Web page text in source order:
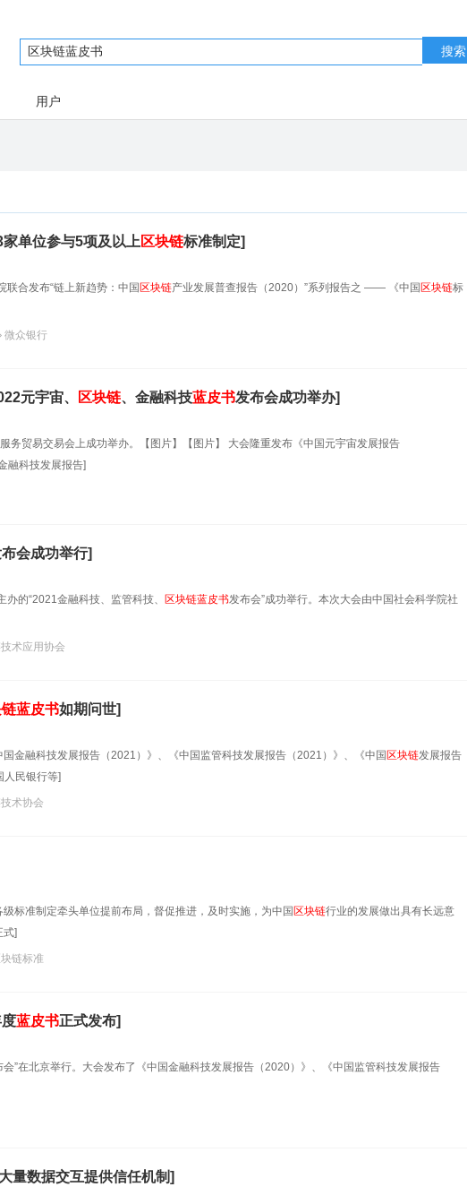
搜索
用户
单位参与5项及以上 区块链标准制定]
联合发布“链上新趋势：中国 区块链产业发展普查报告（2020）”系列报告之 —— 《中国 区块链标
微众银行
元宇宙、 区块链、金融科技蓝皮书发布会成功举办]
务贸易交易会上成功举办。【图片】【图片】 大会隆重发布《中国元宇宙发展报告
融科技发展报告]
会成功举行]
的“2021金融科技、监管科技、 区块链蓝皮书发布会”成功举行。本次大会由中国社会科学院社
术应用协会
链蓝皮书如期问世]
金融科技发展报告（2021）》、《中国监管科技发展报告（2021）》、《中国 区块链发展报告
人民银行等]
术协会
标准制定牵头单位提前布局，督促推进，及时实施，为中国 区块链行业的发展做出具有长远意
式]
块链标准
蓝皮书正式发布]
会”在北京举行。大会发布了《中国金融科技发展报告（2020）》、《中国监管科技发展报告
量数据交互提供信任机制]